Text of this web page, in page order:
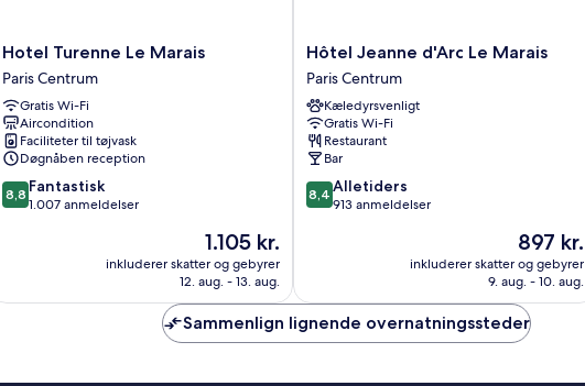
Hotel
Turenne
Le
Marais
Paris
Centrum
Hotel Turenne Le Marais
Paris Centrum
Gratis Wi-Fi
Aircondition
Faciliteter til tøjvask
Døgnåben reception
8.8
ud
anmeldelser
8,8 Fantastisk
1.007 anmeldelser
Prisen
er
1.105 kr.
1.105 kr.
inkluderer skatter og gebyrer
12. aug. - 13. aug.
Hôtel
Jeanne
d'Arc
Le
Marais
Paris
Centrum
Hôtel Jeanne d'Arc Le Marais
Paris Centrum
Kæledyrsvenligt
Gratis Wi-Fi
Restaurant
Bar
8.4
ud
anmeldelser
8,4 Alletiders
913 anmeldelser
Prisen
er
897 kr.
897 kr.
inkluderer skatter og gebyrer
9. aug. - 10. aug.
Sammenlign lignende overnatningssteder